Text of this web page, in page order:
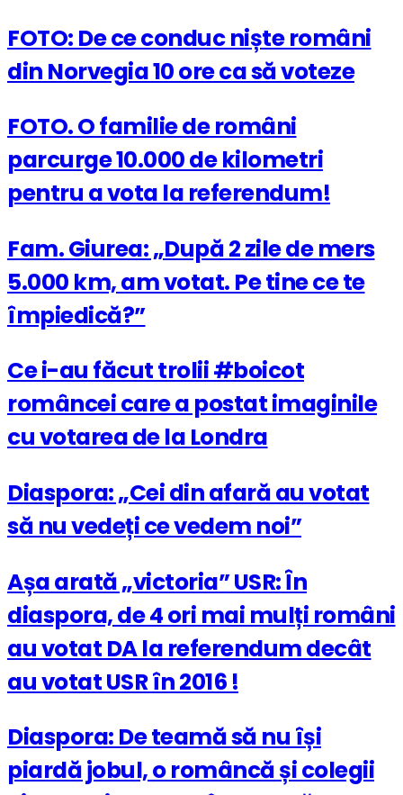
FOTO: De ce conduc niște români
din Norvegia 10 ore ca să voteze
FOTO. O familie de români
parcurge 10.000 de kilometri
pentru a vota la referendum!
Fam. Giurea: „După 2 zile de mers
5.000 km, am votat. Pe tine ce te
împiedică?”
Ce i-au făcut trolii #boicot
româncei care a postat imaginile
cu votarea de la Londra
Diaspora: „Cei din afară au votat
să nu vedeți ce vedem noi”
Așa arată „victoria” USR: În
diaspora, de 4 ori mai mulți români
au votat DA la referendum decât
au votat USR în 2016 !
Diaspora: De teamă să nu își
piardă jobul, o româncă și colegii